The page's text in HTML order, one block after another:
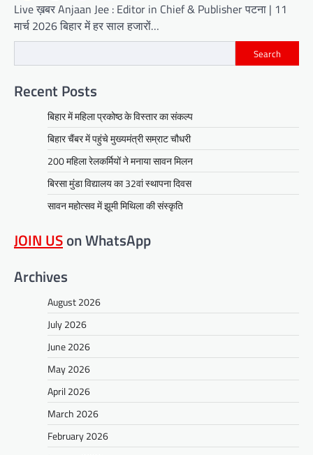
Live ख़बर Anjaan Jee : Editor in Chief & Publisher पटना | 11
मार्च 2026 बिहार में हर साल हजारों…
Search
Recent Posts
बिहार में महिला प्रकोष्ठ के विस्तार का संकल्प
बिहार चैंबर में पहुंचे मुख्यमंत्री सम्राट चौधरी
200 महिला रेलकर्मियों ने मनाया सावन मिलन
बिरसा मुंडा विद्यालय का 32वां स्थापना दिवस
सावन महोत्सव में झूमी मिथिला की संस्कृति
JOIN USon WhatsApp
Archives
August 2026
July 2026
June 2026
May 2026
April 2026
March 2026
February 2026